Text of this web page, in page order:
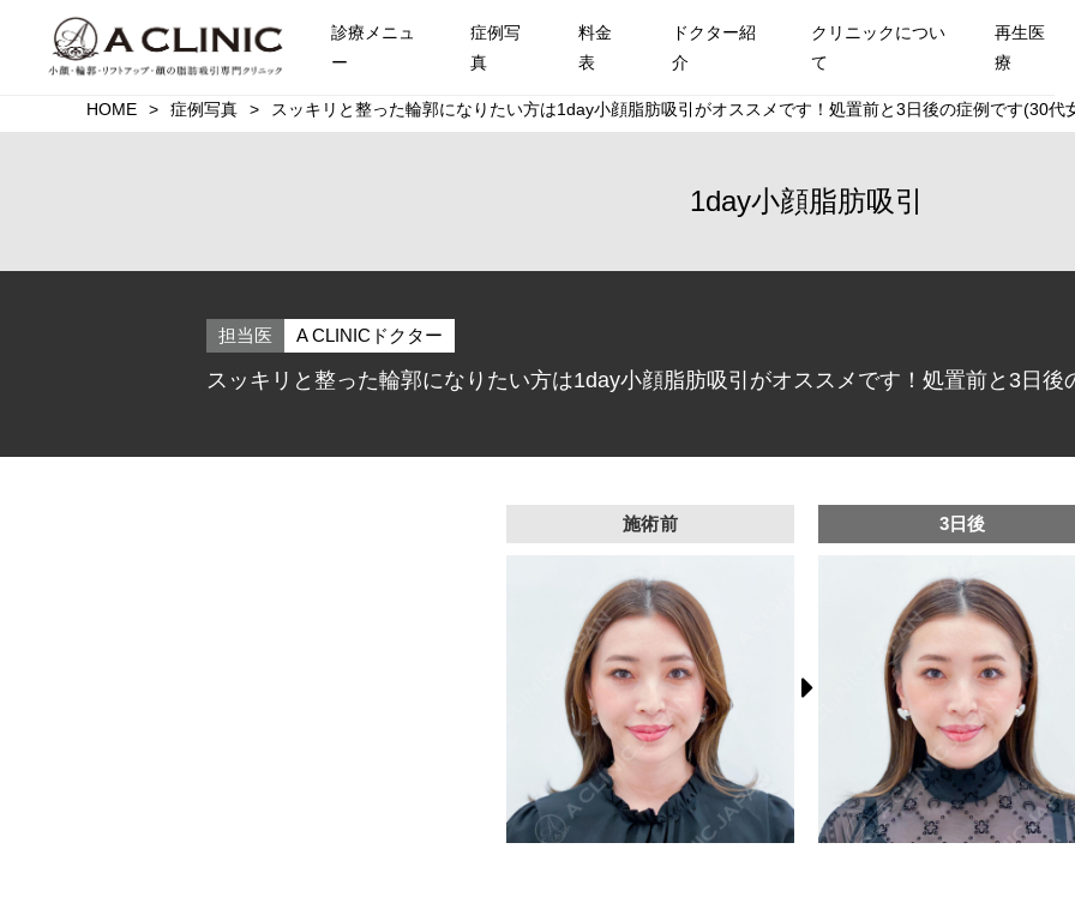
診療メニュ
ー
症例写
真
料金
表
ドクター紹
介
クリニックについ
て
再生医
療
HOME 症例写真 スッキリと整った輪郭になりたい方は1day小顔脂肪吸引がオススメです！処置前と3日後の症例です(30代
1day小顔脂肪吸引
担当医 A CLINICドクター
スッキリと整った輪郭になりたい方は1day小顔脂肪吸引がオススメです！処置前と3日後
施術前 3日後